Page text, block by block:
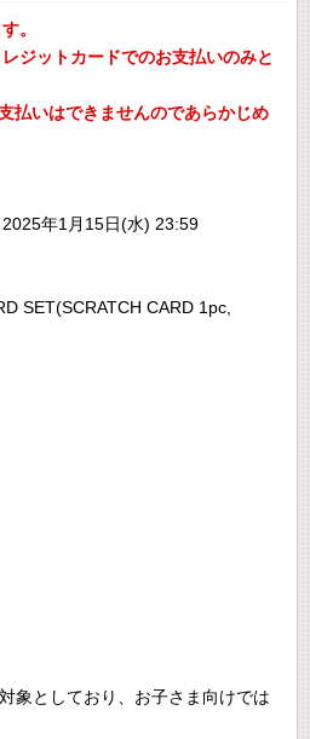
。
ジットカードでのお支払いのみと
払いはできませんのであらかじめ
年1月15日(水) 23:59
SET(SCRATCH CARD 1pc,
象としており、お子さま向けでは